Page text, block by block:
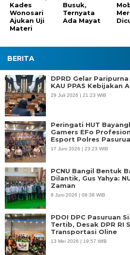
Kades
Wonosari
Ajukan Uji
Materi
Busuk,
Ternyata
Ada Mayat
BERITA
DPRD Gelar
KAU PPAS Kebijakan
29 Juli 2026 | 21:23 WIB
Peringati HUT
Gamers EFo
Esport Polres
17 Juni 2026 | 23:23 WIB
PCNU Bangil Bentuk
Dilantik, Gus Yahya:
Zaman
8 Juni 2026 | 08:38 WIB
PDOI DPC Pasuruan
Tertib, Desak DPR RI
Transportasi Oline
13 Mei 2026 | 19:57 WIB